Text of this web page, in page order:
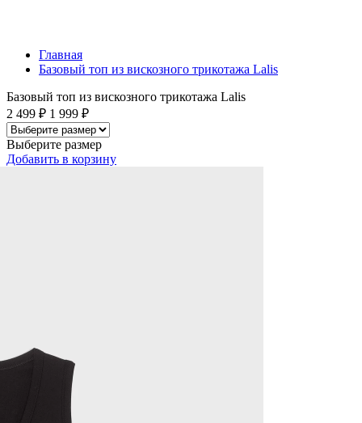
Главная
Базовый топ из вискозного трикотажа Lalis
Базовый топ из вискозного трикотажа Lalis
2 499 ₽ 1 999 ₽
Выберите размер
Добавить в корзину